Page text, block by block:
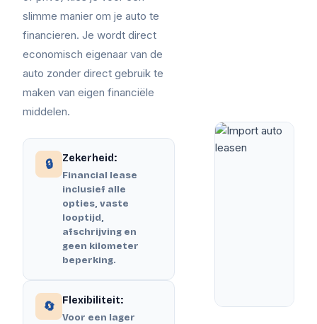
slimme manier om je auto te
financieren. Je wordt direct
economisch eigenaar van de
auto zonder direct gebruik te
maken van eigen financiële
middelen.
🔒 Zekerheid:
Financial lease
inclusief alle
opties, vaste
looptijd,
afschrijving en
geen kilometer
beperking.
🔄 Flexibiliteit:
Voor een lager